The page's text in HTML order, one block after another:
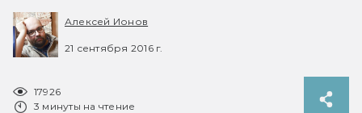
Алексей Ионов
21 сентября 2016 г.
17926
3 минуты на чтение